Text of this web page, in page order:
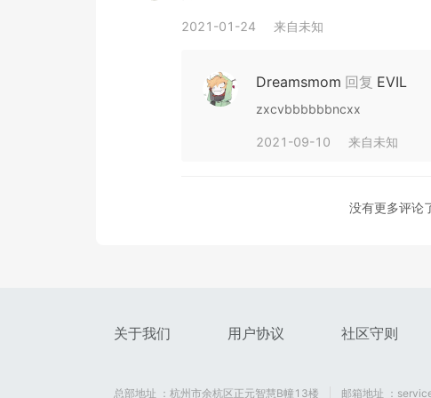
2021-01-24 来自未知
Dreamsmom 回复 EVIL
zxcvbbbbbbncxx
2021-09-10 来自未知
没有更多评论
关于我们 用户协议 社区守则
总部地址 ：杭州市余杭区正元智慧B幢13楼 邮箱地址 ：